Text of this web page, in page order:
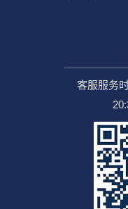
客服服务